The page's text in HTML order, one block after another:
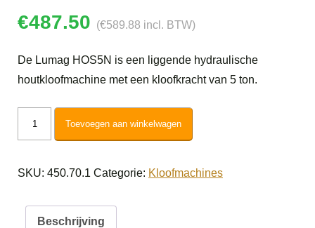
€487.50 (€589.88 incl. BTW)
De Lumag HOS5N is een liggende hydraulische
houtkloofmachine met een kloofkracht van 5 ton.
houtkloofmachine
aantal
Toevoegen aan winkelwagen
SKU: 450.70.1 Categorie: Kloofmachines
Beschrijving